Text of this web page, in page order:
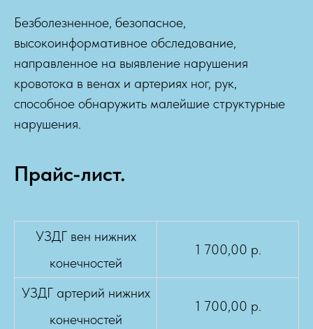
Безболезненное, безопасное,
высокоинформативное обследование,
направленное на выявление нарушения
кровотока в венах и артериях ног, рук,
способное обнаружить малейшие структурные
нарушения.
Прайс-лист.
УЗДГ вен нижних
конечностей
1 700,00 р.
УЗДГ артерий нижних
конечностей
1 700,00 р.